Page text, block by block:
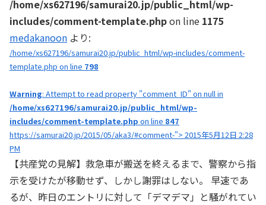
/home/xs627196/samurai20.jp/public_html/wp-
includes/comment-template.phpon line 1175
medakanoon より:
/home/xs627196/samurai20.jp/public_html/wp-includes/comment-
template.php on line 798
Warning: Attempt to read property "comment_ID" on null in
/home/xs627196/samurai20.jp/public_html/wp-
includes/comment-template.php on line 847
https://samurai20.jp/2015/05/aka3/#comment-"> 2015年5月12日 2:28
PM
【共産党の見解】救急車が搬送を終えるまで、警察から指
示を受けたが移動せず、しかし謝罪はしない。 早速であ
るが、昨日のエントリに対して「デマデマ」と騒がれてい